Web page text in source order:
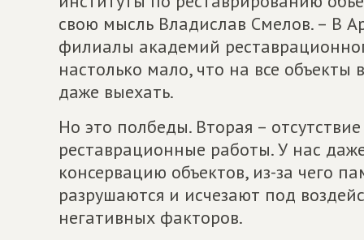
свою мысль Владислав Смелов. – В
филиалы академий
настолько мало, что на все
даже выехать.
Но это полбеды. Вторая –
реставрационные работы. У нас
консервацию объектов, из-за чего
разрушаются и исчезают под
негативных факторов.